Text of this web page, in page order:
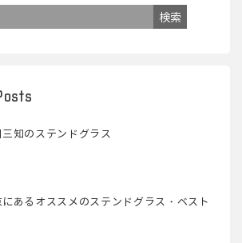
三知のステンドグラス
にあるオススメのステンドグラス・ベスト